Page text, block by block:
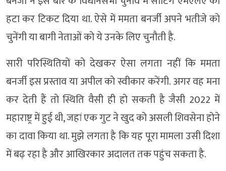
हटा कर टिकट दिया था. ऐसे में ममता बनर्जी अपने भतीजे को
चुनेंगी या बागी नेताओं को ये उनके लिए चुनौती है.
सारी परिस्थितियों को देखकर ऐसा लगता नहीं कि ममता
बनर्जी इस प्रस्ताव या अपील को स्वीकार करेंगी. अगर वह मना
कर देती हैं तो स्थिति वैसी ही हो सकती है जैसी 2022 में
महाराष्ट्र में हुई थी, जहां एक गुट ने खुद को असली शिवसेना होने
का दावा किया था. मुझे लगता है कि यह पूरा मामला उसी दिशा
में बढ़ रहा है और आखिरकार अदालत तक पहुंच सकता है.